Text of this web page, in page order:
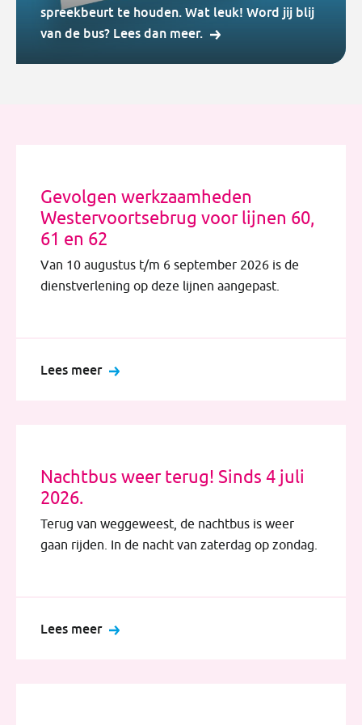
spreekbeurt te houden. Wat leuk! Word jij blij
van de bus? Lees dan meer.
Gevolgen werkzaamheden
Westervoortsebrug voor lijnen 60,
61 en 62
Van 10 augustus t/m 6 september 2026 is de
dienstverlening op deze lijnen aangepast.
Lees meer
Nachtbus weer terug! Sinds 4 juli
2026.
Terug van weggeweest, de nachtbus is weer
gaan rijden. In de nacht van zaterdag op zondag.
Lees meer